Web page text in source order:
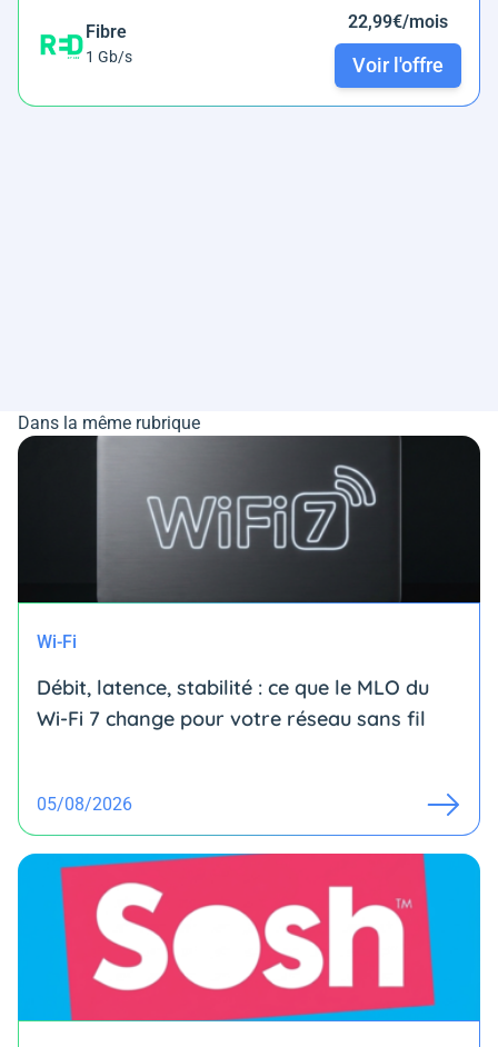
Fibre
1 Gb/s
22,99€/mois
Voir l'offre
Dans la même rubrique
Wi-Fi
Débit, latence, stabilité : ce que le MLO du
Wi-Fi 7 change pour votre réseau sans fil
05/08/2026